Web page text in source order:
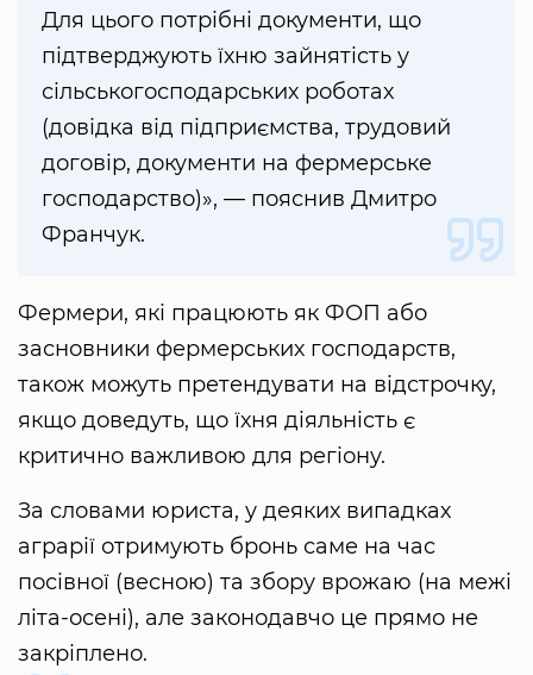
Для цього потрібні документи, що
підтверджують їхню зайнятість у
сільськогосподарських роботах
(довідка від підприємства, трудовий
договір, документи на фермерське
господарство)», — пояснив Дмитро
Франчук.
Фермери, які працюють як ФОП або
засновники фермерських господарств,
також можуть претендувати на відстрочку,
якщо доведуть, що їхня діяльність є
критично важливою для регіону.
За словами юриста, у деяких випадках
аграрії отримують бронь саме на час
посівної (весною) та збору врожаю (на межі
літа-осені), але законодавчо це прямо не
закріплено.